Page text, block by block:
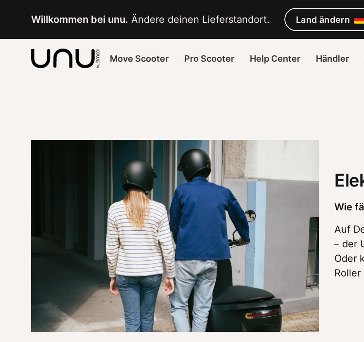
Willkommen bei unu. Ändere deinen Lieferstandort. Land ändern
Move Scooter Pro Scooter Help Center Händler
Wie
Auf
– der
Oder